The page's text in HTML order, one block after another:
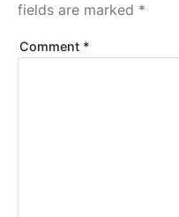
fields are marked *
Comment *